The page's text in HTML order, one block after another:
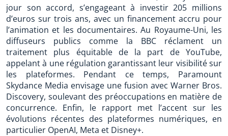
jour son accord, s’engageant à investir 205 millions
d’euros sur trois ans, avec un financement accru pour
l’animation et les documentaires. Au Royaume-Uni, les
diffuseurs publics comme la BBC réclament un
traitement plus équitable de la part de YouTube,
appelant à une régulation garantissant leur visibilité sur
les plateformes. Pendant ce temps, Paramount
Skydance Media envisage une fusion avec Warner Bros.
Discovery, soulevant des préoccupations en matière de
concurrence. Enfin, le rapport met l’accent sur les
évolutions récentes des plateformes numériques, en
particulier OpenAI, Meta et Disney+.